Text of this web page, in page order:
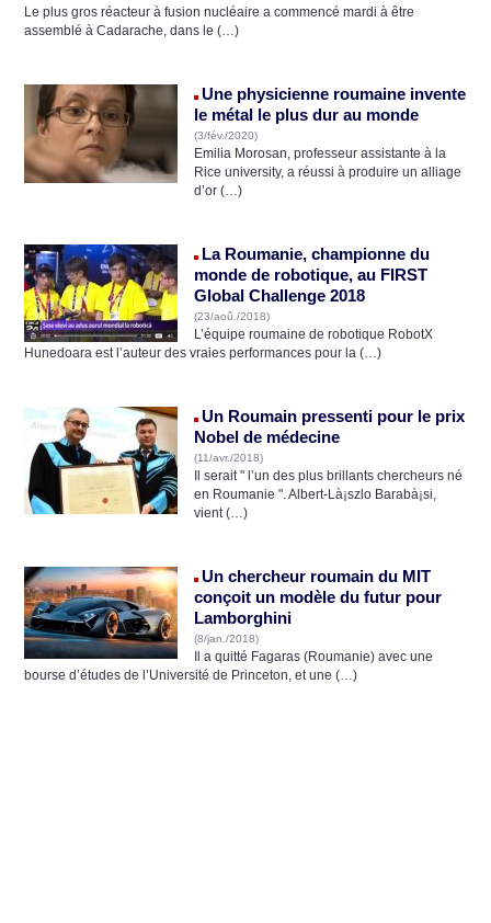
Le plus gros réacteur à fusion nucléaire a commencé mardi à être
assemblé à Cadarache, dans le (…)
Une physicienne roumaine invente
le métal le plus dur au monde
(3/fév./2020)
Emilia Morosan, professeur assistante à la
Rice university, a réussi à produire un alliage
d’or (…)
La Roumanie, championne du
monde de robotique, au FIRST
Global Challenge 2018
(23/aoû./2018)
L’équipe roumaine de robotique RobotX
Hunedoara est l’auteur des vraies performances pour la (…)
Un Roumain pressenti pour le prix
Nobel de médecine
(11/avr./2018)
Il serait " l’un des plus brillants chercheurs né
en Roumanie ". Albert-Là¡szlo Barabà¡si,
vient (…)
Un chercheur roumain du MIT
conçoit un modèle du futur pour
Lamborghini
(8/jan./2018)
Il a quitté Fagaras (Roumanie) avec une
bourse d’études de l’Université de Princeton, et une (…)